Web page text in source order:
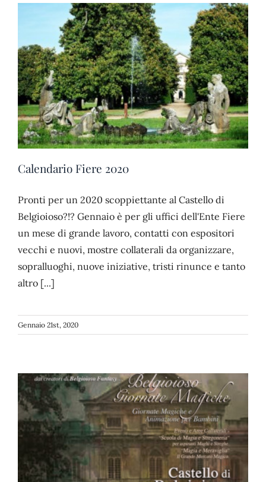
Calendario Fiere 2020
Pronti per un 2020 scoppiettante al Castello di
Belgioioso?!? Gennaio è per gli uffici dell'Ente Fiere
un mese di grande lavoro, contatti con espositori
vecchi e nuovi, mostre collaterali da organizzare,
sopralluoghi, nuove iniziative, tristi rinunce e tanto
altro [...]
Gennaio 21st, 2020